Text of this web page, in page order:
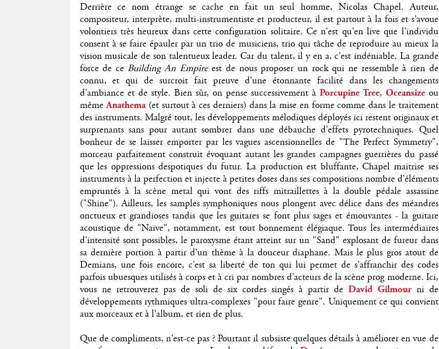
Derrière ce nom étrange se cache en fait un seul homme, Nicolas Chapel. Auteur,
compositeur, interprète, multi-instrumentiste et producteur, il est partout à la fois et s'avoue
volontiers très heureux dans cette configuration solitaire. Ce n'est qu'en live que l'individu
consent à se faire épauler par un trio de musiciens, trio qui tâche de reproduire au mieux la
vision musicale de son talentueux leader. Car du talent, il y en a, c'est indéniable. La grande
force de ce Building An Empireest de nous proposer un rock qui ne ressemble à rien de
connu, et qui de surcroit fait preuve d'une étonnante facilité dans les changements
d'ambiance et de style. Bien sûr, on pense successivement àPorcupine Tree, Oceansize ou
mêmeAnathema (et surtout à ces derniers) dans la mise en forme comme dans le traitement
des instruments. Malgré tout, les développements mélodiques déployés ici restent originaux et
surprenants sans pour autant sombrer dans une débauche d'effets pyrotechniques. Quel
bonheur de se laisser emporter par les vagues ascensionnelles de "The Perfect Symmetry",
morceau parfaitement construit évoquant autant les grandes campagnes guerrières du passé
que les oppressions despotiques du futur. La production est bluffante, Chapel maitrise ses
instruments à la perfection et injecte à petites doses dans ses compositions nombre d'éléments
empruntés à la scène metal qui vont des riffs mitraillettes à la double pédale assassine
("Shine"). Ailleurs, les samples symphoniques nous plongent avec délice dans des méandres
onctueux et grandioses tandis que les guitares se font plus sages et émouvantes - la guitare
acoustique de "Naive", notamment, est tout bonnement élégiaque. Tous les intermédiaires
d'intensité sont possibles, le paroxysme étant atteint sur un "Sand" explosant de fureur dans
sa dernière portion à partir d'un thème à la douceur diaphane. Mais le plus gros atout de
Demians, une fois encore, c'est sa liberté de ton qui lui permet de s'affranchir des codes
parfois ubuesques utilisés à corps et à cri par nombres d'acteurs de la scène prog moderne. Ici,
vous ne retrouverez pas de soli de six cordes singés à partir deDavid Gilmour ni de
développements rythmiques ultra-complexes "pour faire genre". Uniquement ce qui convient
aux morceaux et à l'album, et rien de plus.
Que de compliments, n'est-ce pas ? Pourtant il subsiste quelques détails à améliorer en vue de